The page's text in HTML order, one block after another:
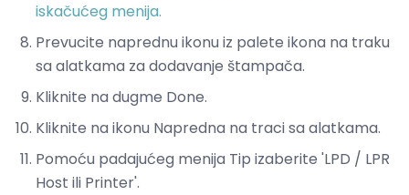
iskačućeg menija.
Prevucite naprednu ikonu iz palete ikona na traku
sa alatkama za dodavanje štampača.
Kliknite na dugme Done.
Kliknite na ikonu Napredna na traci sa alatkama.
Pomoću padajućeg menija Tip izaberite 'LPD / LPR
Host ili Printer'.